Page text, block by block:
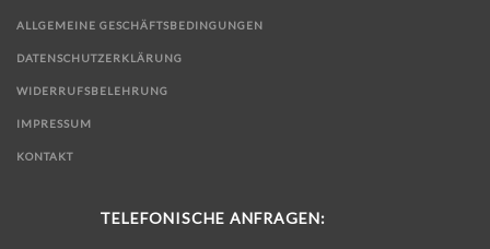
ALLGEMEINE GESCHÄFTSBEDINGUNGEN
DATENSCHUTZERKLÄRUNG
WIDERRUFSBELEHRUNG
IMPRESSUM
KONTAKT
TELEFONISCHE ANFRAGEN: